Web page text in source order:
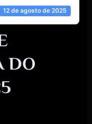
12 de agosto de 2025
DO